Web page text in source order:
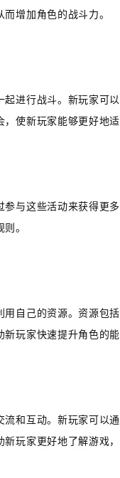
增加角色的战斗力。
进行战斗。新玩家可
使新玩家能够更好地适
与这些活动来获得更
。
自己的资源。资源包
玩家快速提升角色的
和互动。新玩家可以
玩家更好地了解游戏，